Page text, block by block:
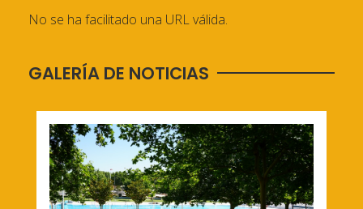
No se ha facilitado una URL válida.
GALERÍA DE NOTICIAS